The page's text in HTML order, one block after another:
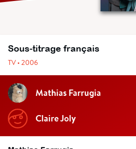
Sous-titrage français
TV • 2006
Mathias Farrugia
Claire Joly